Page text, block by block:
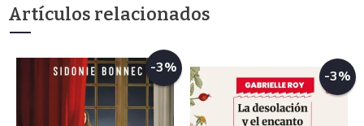
Artículos relacionados
-3% -3%